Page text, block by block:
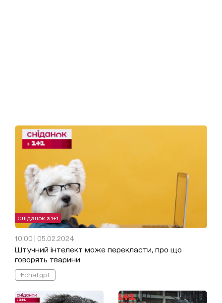
Сніданок з 1+1
10:00 | 05.02.2024
Штучний інтелект може перекласти, про що
говорять тварини
#chatgpt